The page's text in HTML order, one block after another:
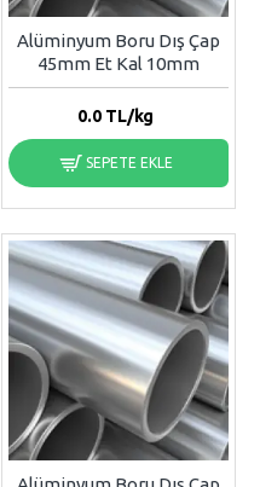
Alüminyum Boru Dış Çap
45mm Et Kal 10mm
0.0TL/kg
SEPETE EKLE